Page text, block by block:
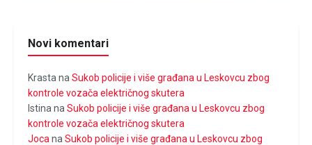
Novi komentari
Krasta na Sukob policije i više građana u Leskovcu zbog
kontrole vozača električnog skutera
Istina na Sukob policije i više građana u Leskovcu zbog
kontrole vozača električnog skutera
Joca na Sukob policije i više građana u Leskovcu zbog